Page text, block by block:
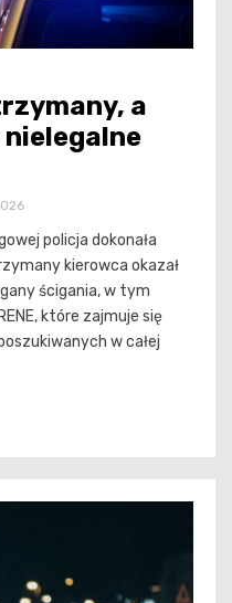
a
policja dokonała
kierowca okazał
ścigania, w tym
które zajmuje się
w całej